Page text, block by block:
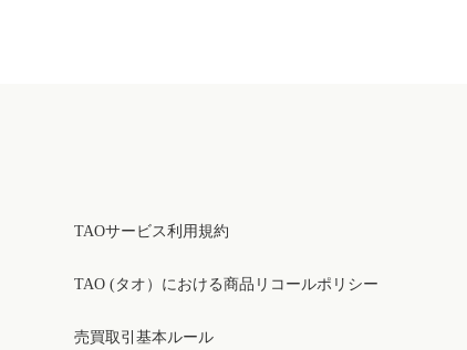
TAOサービス利用規約
TAO (タオ）における商品リコールポリシー
売買取引基本ルール